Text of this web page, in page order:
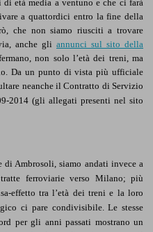
di età media a ventuno e che ci farà
a quattordici entro la fine della
che non siamo riusciti a trovare
anche gli annunci sul sito della
non solo l’età dei treni, ma
Da un punto di vista più ufficiale
neanche il Contratto di Servizio
2014 (gli allegati presenti nel sito
di Ambrosoli, siamo andati invece a
ferroviarie verso Milano; più
effetto tra l’età dei treni e la loro
ci pare condivisibile. Le stesse
per gli anni passati mostrano un